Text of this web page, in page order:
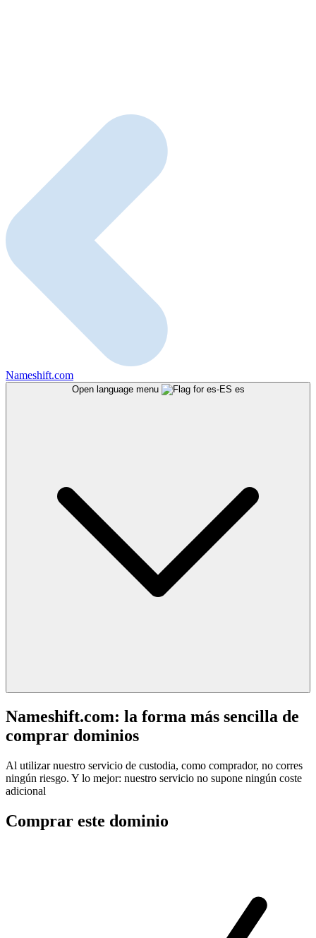
Nameshift.com
Open language menu es
Nameshift.com: la forma más sencilla de
comprar dominios
Al utilizar nuestro servicio de custodia, como comprador, no corres
ningún riesgo. Y lo mejor: nuestro servicio no supone ningún coste
adicional
Comprar este dominio